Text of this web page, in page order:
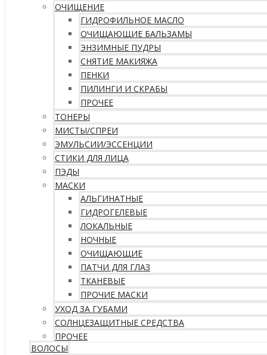
ОЧИЩЕНИЕ
ГИДРОФИЛЬНОЕ МАСЛО
ОЧИЩАЮЩИЕ БАЛЬЗАМЫ
ЭНЗИМНЫЕ ПУДРЫ
СНЯТИЕ МАКИЯЖА
ПЕНКИ
ПИЛИНГИ И СКРАБЫ
ПРОЧЕЕ
ТОНЕРЫ
МИСТЫ/СПРЕИ
ЭМУЛЬСИИ/ЭССЕНЦИИ
СТИКИ ДЛЯ ЛИЦА
ПЭДЫ
МАСКИ
АЛЬГИНАТНЫЕ
ГИДРОГЕЛЕВЫЕ
ЛОКАЛЬНЫЕ
НОЧНЫЕ
ОЧИЩАЮЩИЕ
ПАТЧИ ДЛЯ ГЛАЗ
ТКАНЕВЫЕ
ПРОЧИЕ МАСКИ
УХОД ЗА ГУБАМИ
СОЛНЦЕЗАЩИТНЫЕ СРЕДСТВА
ПРОЧЕЕ
ВОЛОСЫ